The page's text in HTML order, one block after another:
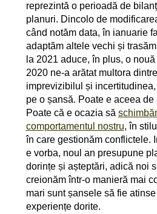
reprezintă o perioadă de
planuri. Dincolo de
când notăm data, în ianuarie
adaptăm altele vechi și
la 2021 aduce, în plus, o
2020 ne-a arătat multora
imprevizibilul și
pe o șansă. Poate e aceea
Poate că e ocazia să
comportamentul nostru, în
în care gestionăm conflictele.
e vorba, noul an presupune
dorințe și așteptări, adică noi
creionăm într-o manieră mai
mari sunt șansele să fie
experiențe dorite.